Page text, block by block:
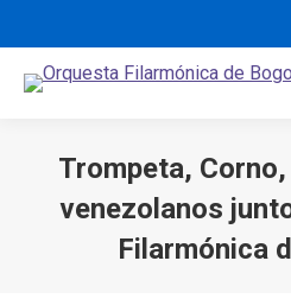
Trompeta,
venezolanos
Filarmónica